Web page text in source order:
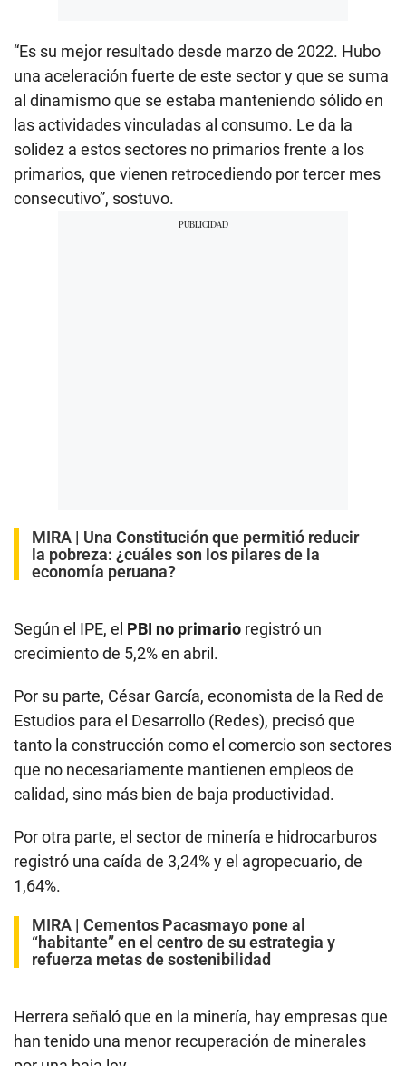
“Es su mejor resultado desde marzo de 2022. Hubo
una aceleración fuerte de este sector y que se suma
al dinamismo que se estaba manteniendo sólido en
las actividades vinculadas al consumo. Le da la
solidez a estos sectores no primarios frente a los
primarios, que vienen retrocediendo por tercer mes
consecutivo”, sostuvo.
MIRA | Una Constitución que permitió reducir
la pobreza: ¿cuáles son los pilares de la
economía peruana?
Según el IPE, el PBI no primario registró un
crecimiento de 5,2% en abril.
Por su parte, César García, economista de la Red de
Estudios para el Desarrollo (Redes), precisó que
tanto la construcción como el comercio son sectores
que no necesariamente mantienen empleos de
calidad, sino más bien de baja productividad.
Por otra parte, el sector de minería e hidrocarburos
registró una caída de 3,24% y el agropecuario, de
1,64%.
MIRA | Cementos Pacasmayo pone al
“habitante” en el centro de su estrategia y
refuerza metas de sostenibilidad
Herrera señaló que en la minería, hay empresas que
han tenido una menor recuperación de minerales